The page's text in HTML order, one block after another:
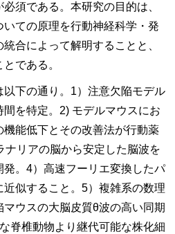
須である。本研究の目的は、
ての原理を行動神経科学・発
合によって解明することと、
である。
下の通り。1）注意欠陥モデル
を特定。2) モデルマウスにお
能低下とその改善法が行動薬
ナリアの脳から安定した脳波を
。4）高速フーリエ変換したパ
似すること。5）複雑系の数理
ウスの大脳皮質θ波の高い同期
脊椎動物より継代可能な株化細